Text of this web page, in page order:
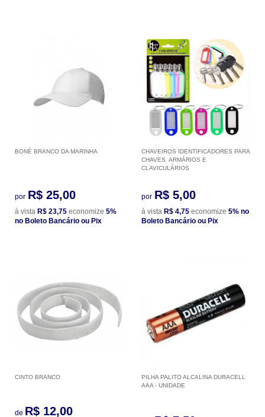
BONÉ BRANCO DA MARINHA
por R$ 25,00
à vista R$ 23,75 economize 5%
no Boleto Bancário ou Pix
CHAVEIROS IDENTIFICADORES PARA
CHAVES. ARMÁRIOS E
CLAVICULÁRIOS
por R$ 5,00
à vista R$ 4,75 economize 5% no
Boleto Bancário ou Pix
CINTO BRANCO
de R$ 12,00
PILHA PALITO ALCALINA DURACELL
AAA - UNIDADE